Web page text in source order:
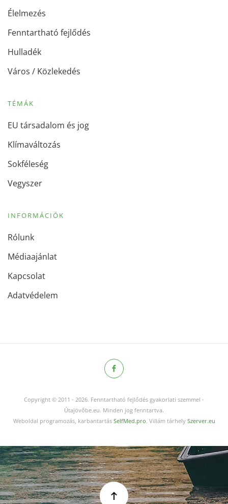
Élelmezés
Fenntartható fejlődés
Hulladék
Város / Közlekedés
TÉMÁK
EU társadalom és jog
Klímaváltozás
Sokféleség
Vegyszer
INFORMÁCIÓK
Rólunk
Médiaajánlat
Kapcsolat
Adatvédelem
Copyright © 2011 - 2026. Fenntartható fejlődés gyakorlati szemmel -
Útajövőbe.eu. Minden jog fenntartva.
Weboldal programozás, karbantartás SelfMed.pro. Villám tárhely Szerver.eu